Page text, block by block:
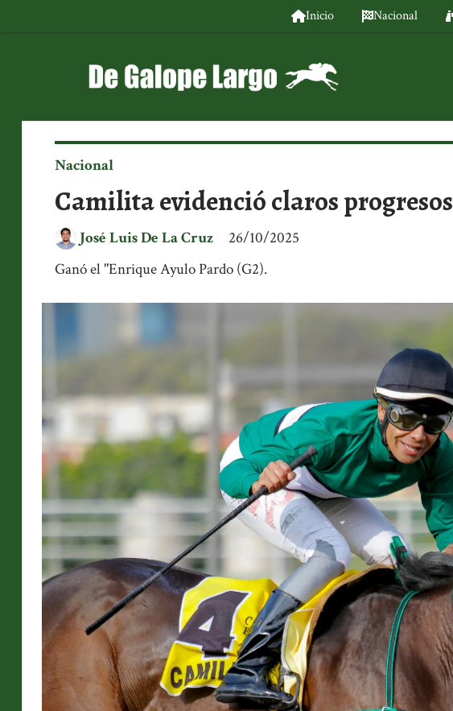
Inicio Nacional
Camilita evidenció claros progresos
Ganó el "Enrique Ayulo Pardo (G2).
Nacional
26/10/2025
José Luis De La Cruz